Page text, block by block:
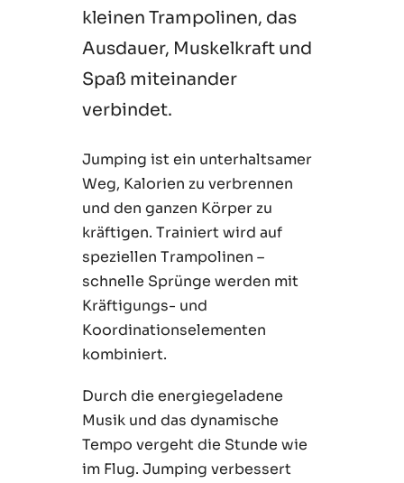
kleinen Trampolinen, das
Ausdauer, Muskelkraft und
Spaß miteinander
verbindet.
Jumping ist ein unterhaltsamer
Weg, Kalorien zu verbrennen
und den ganzen Körper zu
kräftigen. Trainiert wird auf
speziellen Trampolinen –
schnelle Sprünge werden mit
Kräftigungs- und
Koordinationselementen
kombiniert.
Durch die energiegeladene
Musik und das dynamische
Tempo vergeht die Stunde wie
im Flug. Jumping verbessert